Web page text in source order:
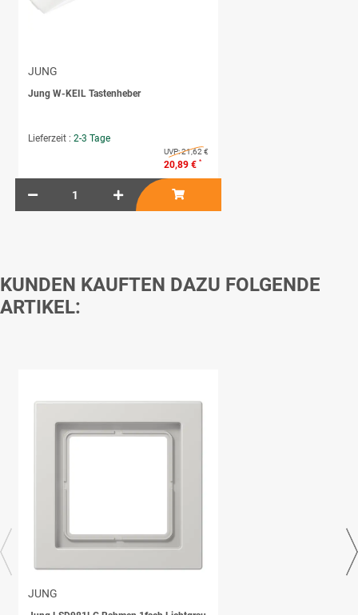
JUNG
Jung W-KEIL Tastenheber
Lieferzeit : 2-3 Tage
UVP:21,62 €
20,89 € *
KUNDEN KAUFTEN DAZU FOLGENDE
ARTIKEL:
JUNG